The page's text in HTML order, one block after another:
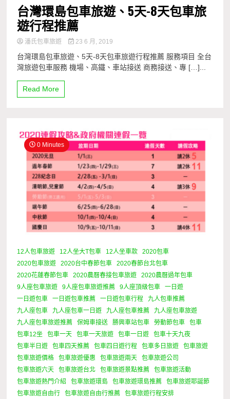
台灣環島包車旅遊、5天-8天包車旅
遊行程推薦
潘氏包車旅遊 23 6 月, 2019
台灣環島包車旅遊、5天-8天包車旅遊行程推薦 服務項目 全台
灣旅遊包車服務 機場、高鐵、車站接送 商務接送、專 […]...
Read More
0 Minutes
12人包車旅遊 12人坐大T包車 12人坐車款
2020包車
2020包車旅遊
2020台中春節包車
2020春節台北包車
2020花蓮春節包車
2020農曆春接包車旅遊
2020農曆過年包車
9人座包車旅遊
9人座包車旅遊推薦 9人座頂級包車
一日遊
一日遊包車
一日遊包車推薦 一日遊包車行程
九人包車推薦
九人座包車
九人座包車一日遊 九人座包車推薦
九人座包車旅遊
九人座包車旅遊推薦
保姆車接送 勝興車站包車 勞動節包車
包車
包車12坐
包車一天 包車一天旅遊 包車一日遊
包車十天九夜
包車半日遊
包車四天推薦 包車四日遊行程 包車多日旅遊
包車旅遊
包車旅遊價格
包車旅遊優惠 包車旅遊兩天
包車旅遊公司
包車旅遊六天
包車旅遊台北 包車旅遊景點推薦
包車旅遊活動
包車旅遊熱門介紹
包車旅遊環島 包車旅遊環島推薦
包車旅遊耶誕節
包車旅遊自由行
包車旅遊自由行推薦
包車旅遊行程安排